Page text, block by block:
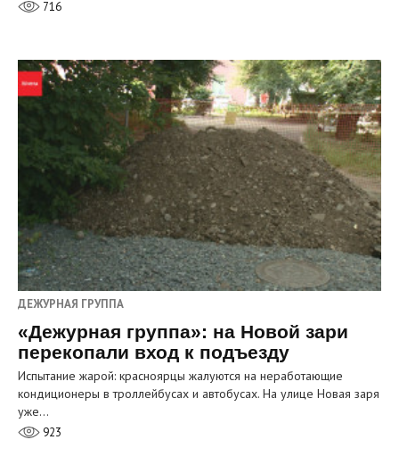
716
ДЕЖУРНАЯ ГРУППА
«Дежурная группа»: на Новой зари
перекопали вход к подъезду
Испытание жарой: красноярцы жалуются на неработающие
кондиционеры в троллейбусах и автобусах. На улице Новая заря
уже…
923